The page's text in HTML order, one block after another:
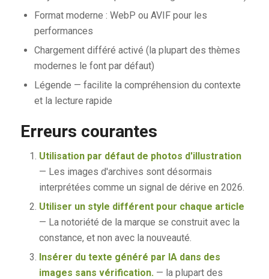
Format moderne : WebP ou AVIF pour les
performances
Chargement différé activé (la plupart des thèmes
modernes le font par défaut)
Légende — facilite la compréhension du contexte
et la lecture rapide
Erreurs courantes
Utilisation par défaut de photos d'illustration
— Les images d'archives sont désormais
interprétées comme un signal de dérive en 2026.
Utiliser un style différent pour chaque article
— La notoriété de la marque se construit avec la
constance, et non avec la nouveauté.
Insérer du texte généré par IA dans des
images sans vérification. — la plupart des